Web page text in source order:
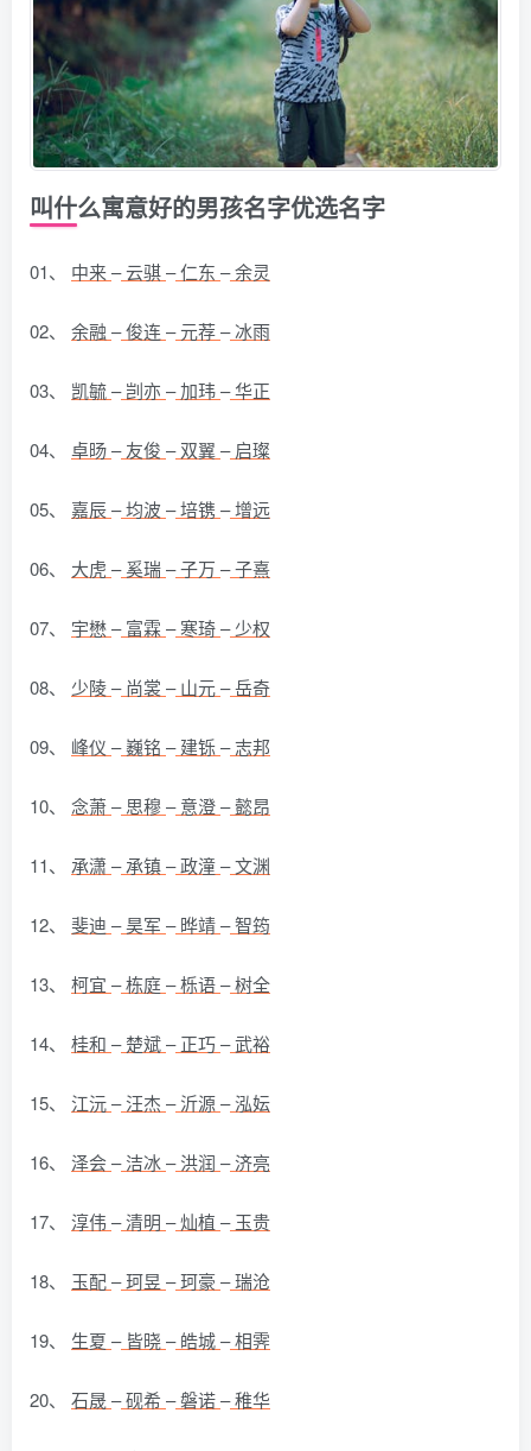
叫什么寓意好的男孩名字优选名字
01、 中来–云骐–仁东 –余灵
02、 余融 –俊连 –元荐–冰雨
03、 凯毓–剀亦 –加玮–华正
04、 卓旸–友俊 –双翼 –启璨
05、 嘉辰–均波–培镌 –增远
06、 大虎 –奚瑞–子万 –子熹
07、 宇懋–富霖 –寒琦–少权
08、 少陵–尚裳 –山元–岳奇
09、 峰仪 –巍铭 –建铄–志邦
10、 念萧–思穆–意澄–懿昂
11、 承潇–承镇–政潼–文渊
12、 斐迪 –昊军 –晔靖–智筠
13、 柯宜 –栋庭–栎语–树全
14、 桂和 –楚斌–正巧–武裕
15、 江沅–汪杰 –沂源–泓妘
16、 泽会–洁冰 –洪润 –济亮
17、 淳伟–清明 –灿植 –玉贵
18、 玉配–珂昱 –珂豪–瑞沧
19、 生夏 –皆晓–皓城–相霁
20、 石晟–砚希 –磐诺–稚华